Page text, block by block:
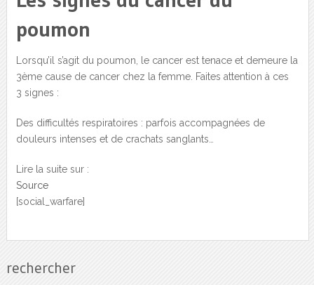
poumon
Lorsqu’il s’agit du poumon, le cancer est tenace et demeure la
3ème cause de cancer chez la femme. Faites attention à ces
3 signes :
Des difficultés respiratoires : parfois accompagnées de
douleurs intenses et de crachats sanglants…
Lire la suite sur :
Source
[social_warfare]
rechercher